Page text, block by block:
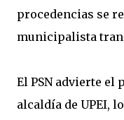
procedencias se
municipalista
El PSN advierte el
alcaldía de UPEI,